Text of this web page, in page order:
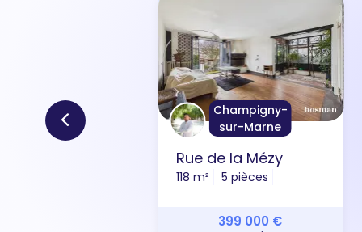
Champigny-
sur-Marne
Rue de la Mézy
118 m² 5 pièces
399 000 €